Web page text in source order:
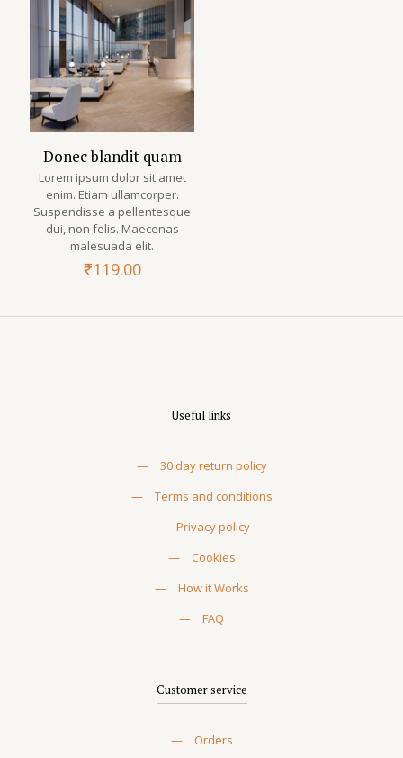
Donec blandit quam
Lorem ipsum dolor sit amet
enim. Etiam ullamcorper.
Suspendisse a pellentesque
dui, non felis. Maecenas
malesuada elit.
₹119.00
Useful links
—
30 day return policy
—
Terms and conditions
—
Privacy policy
—
Cookies
—
How it Works
—
FAQ
Customer service
—
Orders